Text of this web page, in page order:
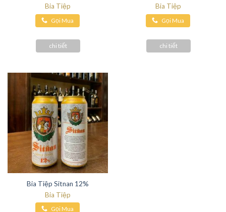
Bia Tiệp
Gọi Mua
chi tiết
Bia Tiệp
Gọi Mua
chi tiết
Bia Tiệp Sitnan 12%
Bia Tiệp
Gọi Mua